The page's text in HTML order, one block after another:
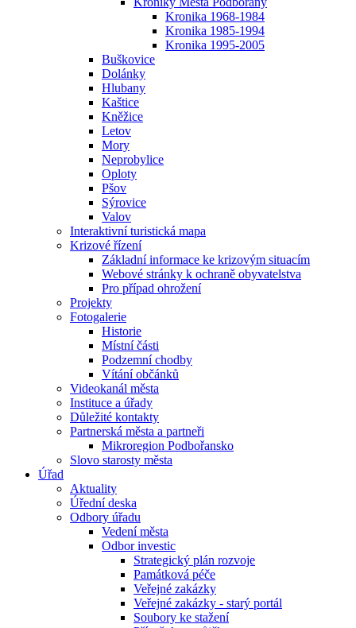
Kronika 1968-1984
Kronika 1985-1994
Kronika 1995-2005
Buškovice
Dolánky
Hlubany
Kaštice
Kněžice
Letov
Mory
Neprobylice
Oploty
Pšov
Sýrovice
Valov
Interaktivní turistická mapa
Krizové řízení
Základní informace ke krizovým situacím
Webové stránky k ochraně obyvatelstva
Pro případ ohrožení
Projekty
Fotogalerie
Historie
Místní části
Podzemní chodby
Vítání občánků
Videokanál města
Instituce a úřady
Důležité kontakty
Partnerská města a partneři
Mikroregion Podbořansko
Slovo starosty města
Úřad
Aktuality
Úřední deska
Odbory úřadu
Vedení města
Odbor investic
Strategický plán rozvoje
Památková péče
Veřejné zakázky
Veřejné zakázky - starý portál
Soubory ke stažení